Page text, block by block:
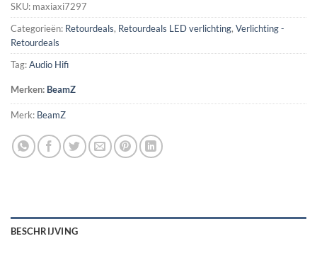
SKU: maxiaxi7297
Categorieën: Retourdeals, Retourdeals LED verlichting, Verlichting -
Retourdeals
Tag:Audio Hifi
Merken: BeamZ
Merk: BeamZ
BESCHRIJVING